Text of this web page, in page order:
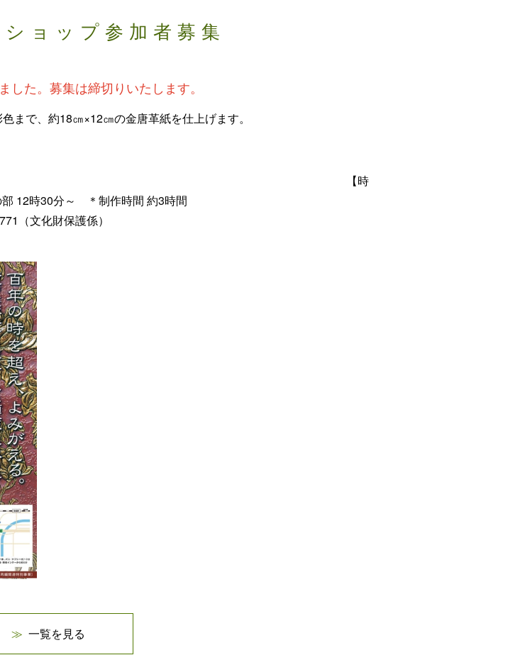
ショップ参加者募集
した。募集は締切りいたします。
まで、約18㎝×12㎝の金唐革紙を仕上げます。
10月22日（日）
【時
12時30分～ ＊制作時間 約3時間
3771（文化財保護係）
一覧を見る